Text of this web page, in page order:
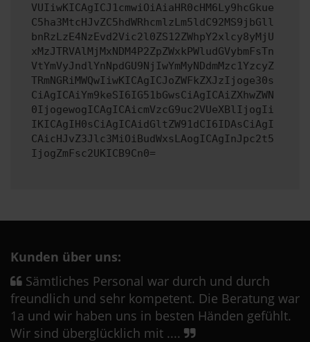
VUIiwKICAgICJ1cmwiOiAiaHR0cHM6Ly9hcGkue
C5ha3MtcHJvZC5hdWRhcmlzLm5ldC92MS9jbGll
bnRzLzE4NzEvd2Vic2l0ZS12ZWhpY2xlcy8yMjU
xMzJTRVAlMjMxNDM4P2ZpZWxkPWludGVybmFsTn
VtYmVyJndlYnNpdGU9NjIwYmMyNDdmMzc1YzcyZ
TRmNGRiMWQwIiwKICAgICJoZWFkZXJzIjoge30s
CiAgICAiYm9keSI6IG51bGwsCiAgICAiZXhwZWN
0IjogewogICAgICAicmVzcG9uc2VUeXBlIjogIi
IKICAgIH0sCiAgICAidGltZW91dCI6IDAsCiAgI
CAicHJvZ3Jlc3MiOiBudWxsLAogICAgInJpc2t5
IjogZmFsc2UKICB9Cn0=
Kunden über uns:
Sämtliches Personal war durch und durch
freundlich und sehr kompetent. Die Beratung war
1a und wir haben uns in besten Händen gefühlt.
Wir sind überglücklich mit ....